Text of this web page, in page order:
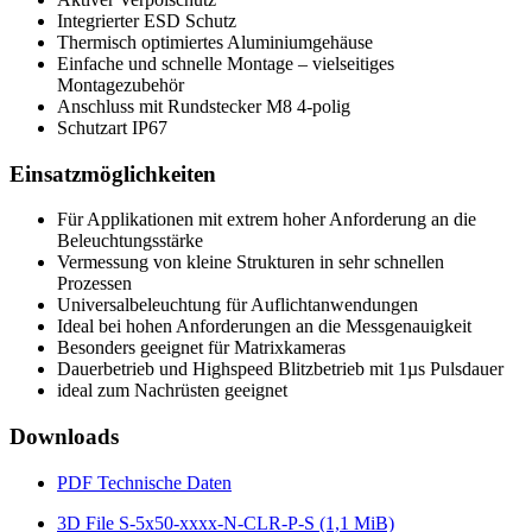
Integrierter ESD Schutz
Thermisch optimiertes Aluminiumgehäuse
Einfache und schnelle Montage – vielseitiges
Montagezubehör
Anschluss mit Rundstecker M8 4-polig
Schutzart IP67
Einsatzmöglichkeiten
Für Applikationen mit extrem hoher Anforderung an die
Beleuchtungsstärke
Vermessung von kleine Strukturen in sehr schnellen
Prozessen
Universalbeleuchtung für Auflichtanwendungen
Ideal bei hohen Anforderungen an die Messgenauigkeit
Besonders geeignet für Matrixkameras
Dauerbetrieb und Highspeed Blitzbetrieb mit 1µs Pulsdauer
ideal zum Nachrüsten geeignet
Downloads
PDF Technische Daten
3D File S-5x50-xxxx-N-CLR-P-S (1,1 MiB)